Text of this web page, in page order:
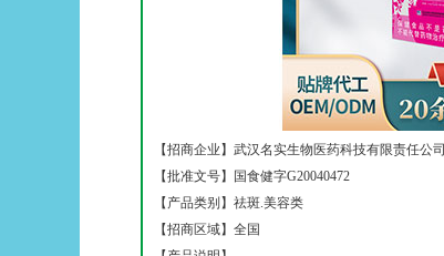
【招商企业】 武汉名实生物医药科技有限责任公司
【批准文号】
国食健字G20040472
【产品类别】 祛斑.美容类
【招商区域】 全国